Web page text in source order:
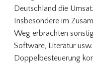
Deutschland die
Insbesondere im
Weg erbrachten
Software, Literatur
Doppelbesteuerung